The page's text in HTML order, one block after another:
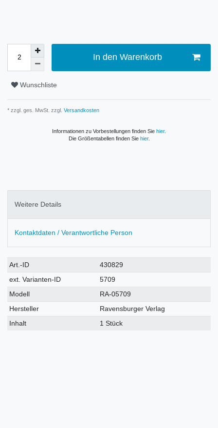
In den Warenkorb
Wunschliste
* zzgl. ges. MwSt. zzgl. Versandkosten
Informationen zu Vorbestellungen finden Sie hier.
Die Größentabellen finden Sie hier.
Weitere Details
Kontaktdaten / Verantwortliche Person
Technisches
Merkmal
Wert
Art.-ID
430829
ext. Varianten-ID
5709
Modell
RA-05709
Hersteller
Ravensburger Verlag
Inhalt
1 Stück